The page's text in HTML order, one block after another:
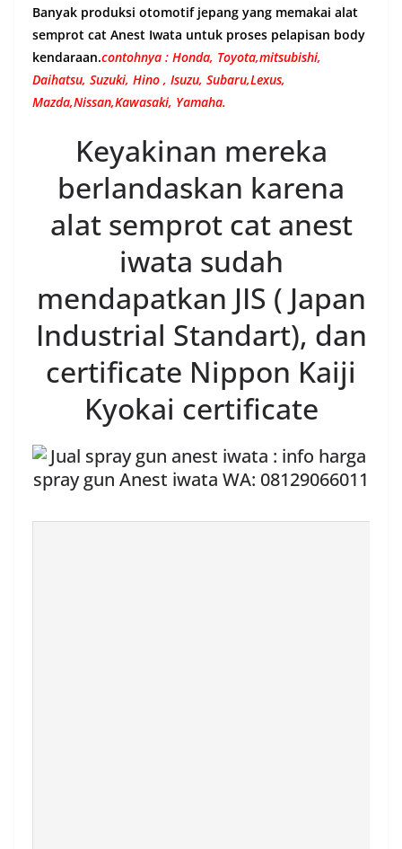
Banyak produksi otomotif jepang yang memakai alat
semprot cat Anest Iwata untuk proses pelapisan body
kendaraan.contohnya : Honda, Toyota,mitsubishi,
Daihatsu, Suzuki, Hino , Isuzu, Subaru,Lexus,
Mazda,Nissan,Kawasaki, Yamaha.
Keyakinan mereka
berlandaskan karena
alat semprot cat anest
iwata sudah
mendapatkan JIS ( Japan
Industrial Standart), dan
certificate Nippon Kaiji
Kyokai certificate